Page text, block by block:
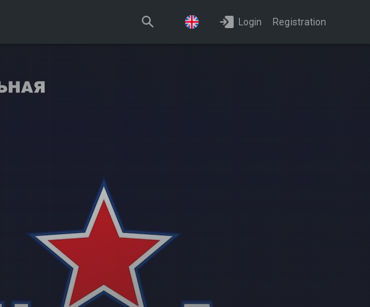
Login Registration